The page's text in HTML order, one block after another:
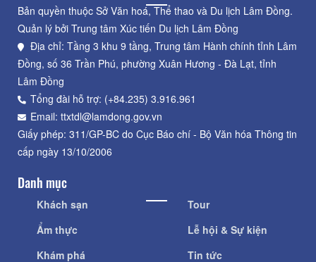
Bản quyền thuộc Sở Văn hoá, Thể thao và Du lịch Lâm Đồng.
Quản lý bởi Trung tâm Xúc tiến Du lịch Lâm Đồng
Địa chỉ: Tầng 3 khu 9 tầng, Trung tâm Hành chính tỉnh Lâm
Đồng, số 36 Trần Phú, phường Xuân Hương - Đà Lạt, tỉnh
Lâm Đồng
Tổng đài hỗ trợ: (+84.235) 3.916.961
Email: ttxtdl@lamdong.gov.vn
Giấy phép: 311/GP-BC do Cục Báo chí - Bộ Văn hóa Thông tin
cấp ngày 13/10/2006
Danh mục
Khách sạn
Ẩm thực
Khám phá
Tour
Lễ hội & Sự kiện
Tin tức